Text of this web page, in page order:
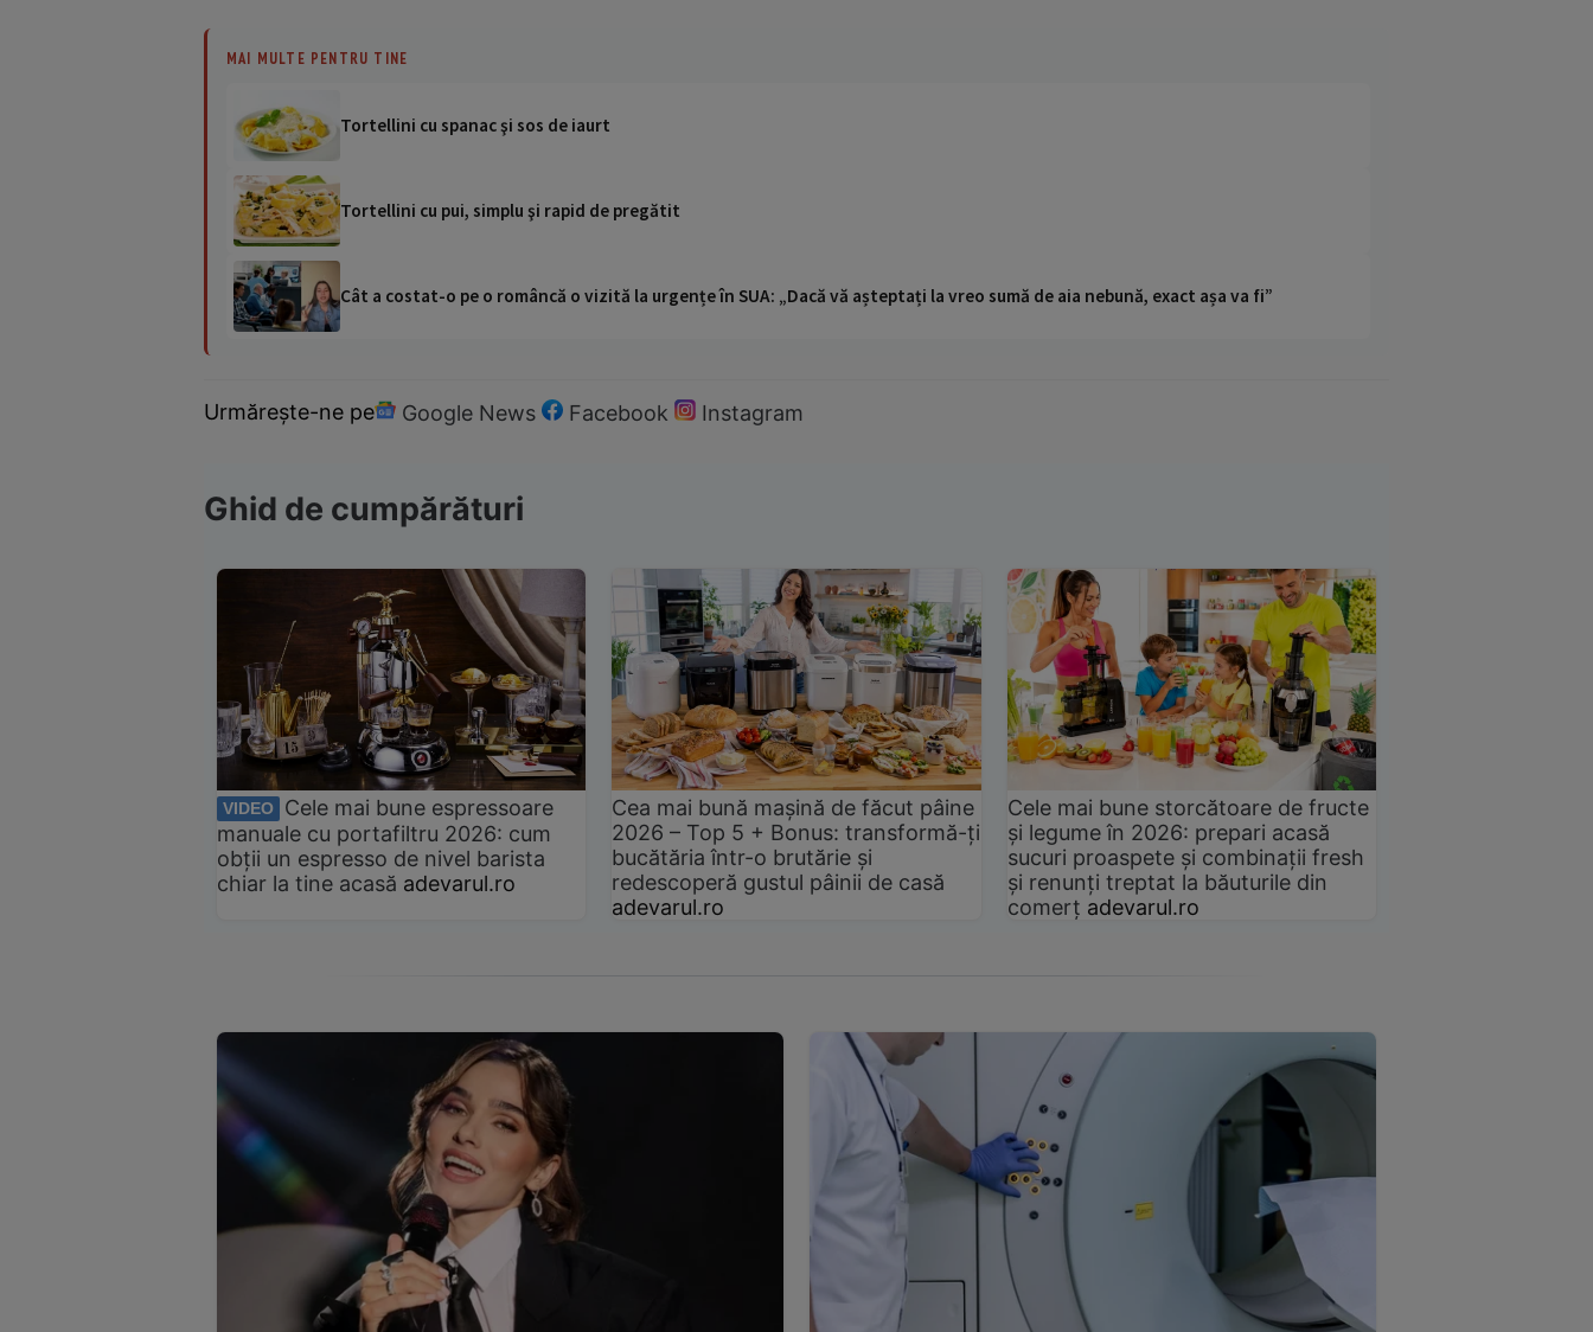
MAI MULTE PENTRU TINE
Tortellini cu spanac şi sos de iaurt
Tortellini cu pui, simplu şi rapid de pregătit
Cât a costat-o pe o româncă o vizită la urgențe în SUA: „Dacă vă așteptați la vreo sumă de aia nebună, exact așa va fi”
Urmărește-ne pe Google News Facebook Instagram
Ghid de cumpărături
VIDEO
Cele mai bune espressoare
manuale cu portafiltru 2026: cum
obții un espresso de nivel barista
chiar la tine acasă adevarul.ro
Cea mai bună mașină de făcut pâine
2026 – Top 5 + Bonus: transformă-ți
bucătăria într-o brutărie și
redescoperă gustul pâinii de casă
adevarul.ro
Cele mai bune storcătoare de fructe
și legume în 2026: prepari acasă
sucuri proaspete și combinații fresh
și renunți treptat la băuturile din
comerț adevarul.ro